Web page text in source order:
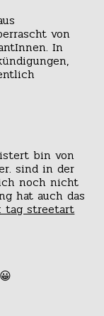
von
In
bin von
sind in der
noch nicht
hat auch das
tag streetart